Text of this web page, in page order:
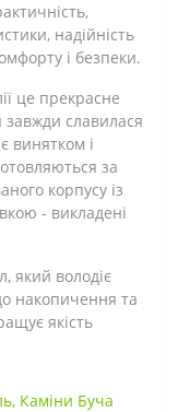
надійність
і безпеки.
це прекрасне
завжди славилася
винятком і
за
корпусу із
- викладені
який володіє
накопичення та
якість
, Каміни Буча